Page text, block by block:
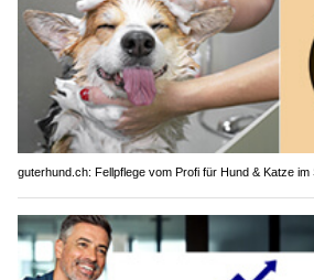
guterhund.ch: Fellpflege vom Profi für Hund & Katze